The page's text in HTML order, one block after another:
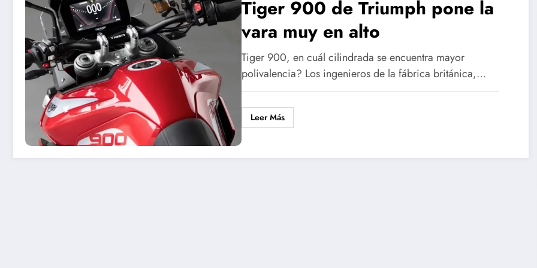
Tiger 900 de Triumph pone la
vara muy en alto
Tiger 900, en cuál cilindrada se encuentra mayor
polivalencia? Los ingenieros de la fábrica británica,…
Leer Más